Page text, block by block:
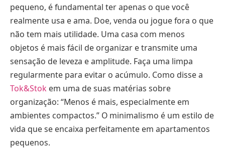
pequeno, é fundamental ter apenas o que você
realmente usa e ama. Doe, venda ou jogue fora o que
não tem mais utilidade. Uma casa com menos
objetos é mais fácil de organizar e transmite uma
sensação de leveza e amplitude. Faça uma limpa
regularmente para evitar o acúmulo. Como disse a
Tok&Stok em uma de suas matérias sobre
organização: “Menos é mais, especialmente em
ambientes compactos.” O minimalismo é um estilo de
vida que se encaixa perfeitamente em apartamentos
pequenos.